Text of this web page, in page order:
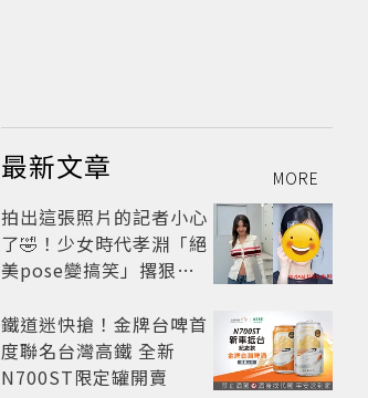
最新文章 MORE
拍出這張照片的記者小心
了🤣！少女時代孝淵「絕
美pose變搞笑」撂狠
鐵道迷快搶！金牌台啤首
度聯名台灣高鐵 全新
N700ST限定罐開賣